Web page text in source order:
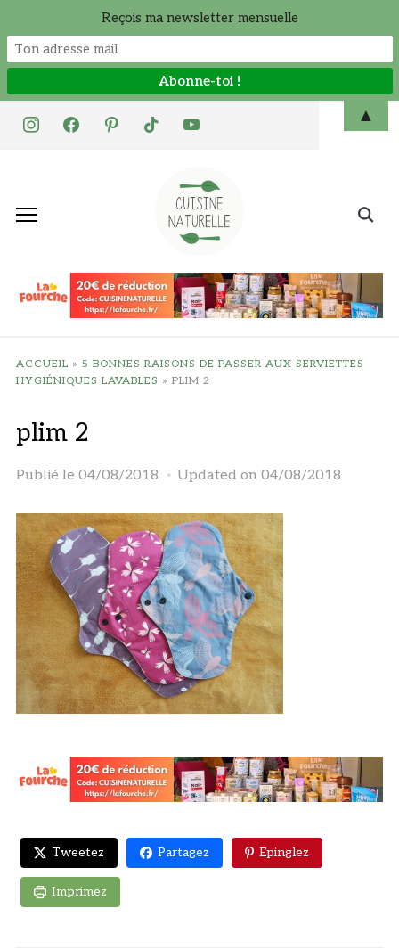
instagramfacebookpinteresttiktok youtube
Search
ACCUEIL » 5 BONNES RAISONS DE PASSER AUX SERVIETTES
HYGIÉNIQUES LAVABLES » PLIM 2
plim 2
Publié le 04/08/2018 Updated on 04/08/2018
Tweetez Partagez Epinglez
Imprimez
Reçois ma newsletter mensuelle
▲